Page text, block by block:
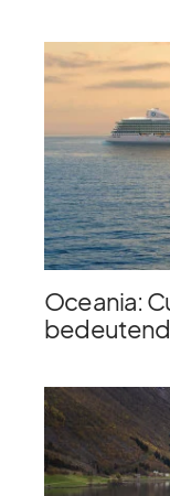
Oceania: